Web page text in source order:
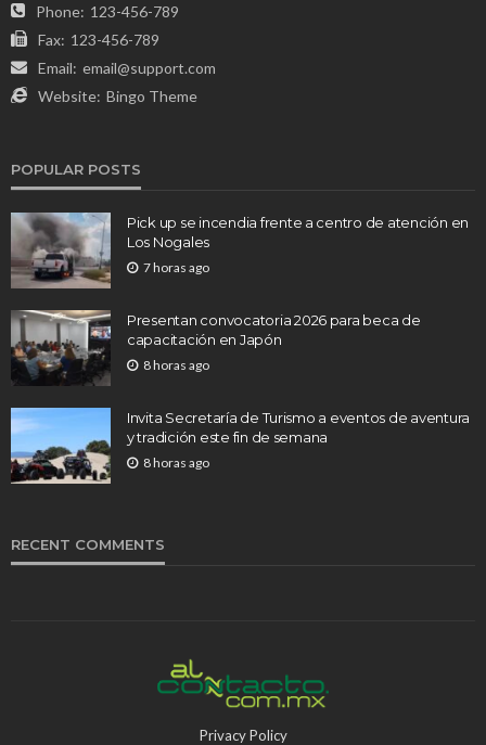
Phone: 123-456-789
Fax: 123-456-789
Email: email@support.com
Website: Bingo Theme
POPULAR POSTS
Pick up se incendia frente a centro de atención en
Los Nogales
7 horas ago
Presentan convocatoria 2026 para beca de
capacitación en Japón
8 horas ago
Invita Secretaría de Turismo a eventos de aventura
y tradición este fin de semana
8 horas ago
RECENT COMMENTS
Privacy Policy